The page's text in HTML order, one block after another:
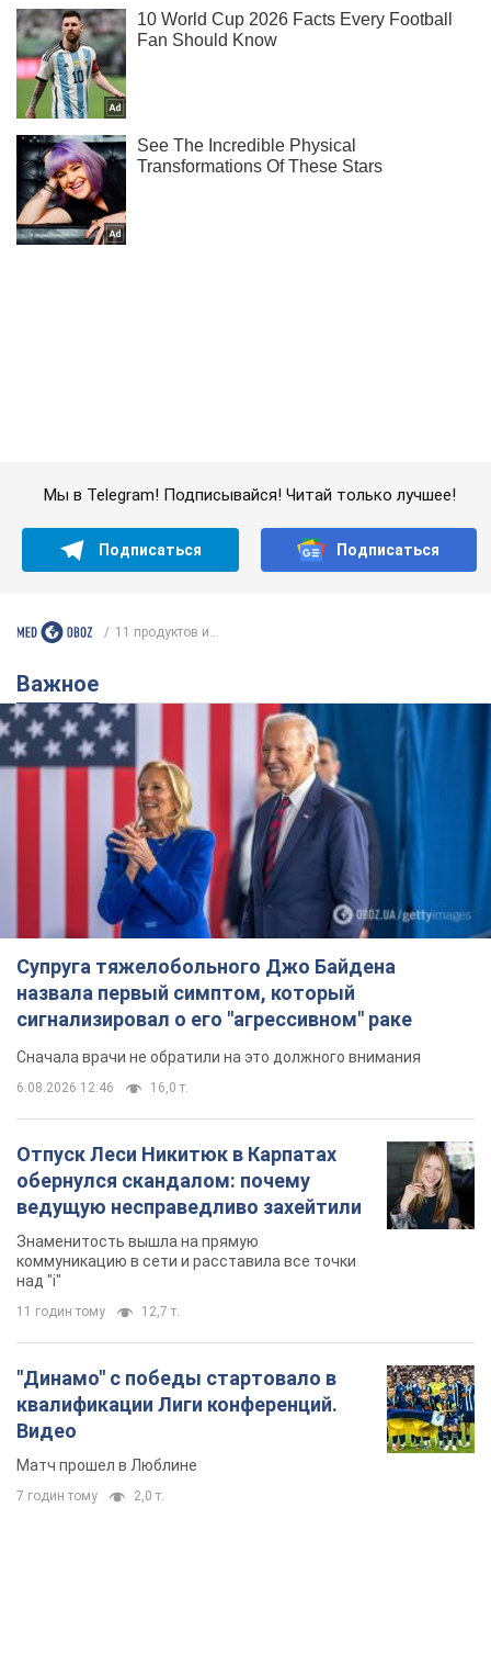
Супруга тяжелобольного Джо Байдена
назвала первый симптом, который
сигнализировал о его "агрессивном" раке
Сначала врачи не обратили на это должного внимания
6.08.2026 12:46 16,0 т.
Отпуск Леси Никитюк в Карпатах
обернулся скандалом: почему
ведущую несправедливо захейтили
Знаменитость вышла на прямую
над "i"
11 годин тому 12,7 т.
"Динамо" с победы стартовало в
квалификации Лиги конференций.
Видео
Матч прошел в Люблине
7 годин тому